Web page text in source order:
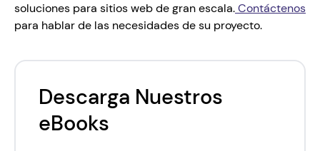
Descarga Nuestros
eBooks
soluciones para sitios web de gran escala. Contáctenos
para hablar de las necesidades de su proyecto.